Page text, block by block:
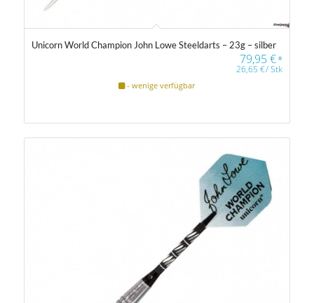
Unicorn World Champion John Lowe Steeldarts – 23g – silber
79,95€*
26,65€/Stk
- wenige verfügbar